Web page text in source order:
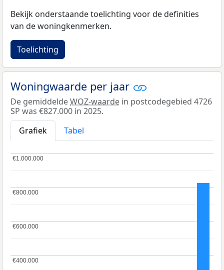
Bekijk onderstaande toelichting voor de definities
van de woningkenmerken.
Toelichting
Woningwaarde per jaar
De gemiddeldeWOZ-waarde in postcodegebied 4726
SP was €827.000 in 2025.
Grafiek
Tabel
€400.000
€400.000
€600.000
€600.000
€800.000
€800.000
€1.000.000
€1.000.000